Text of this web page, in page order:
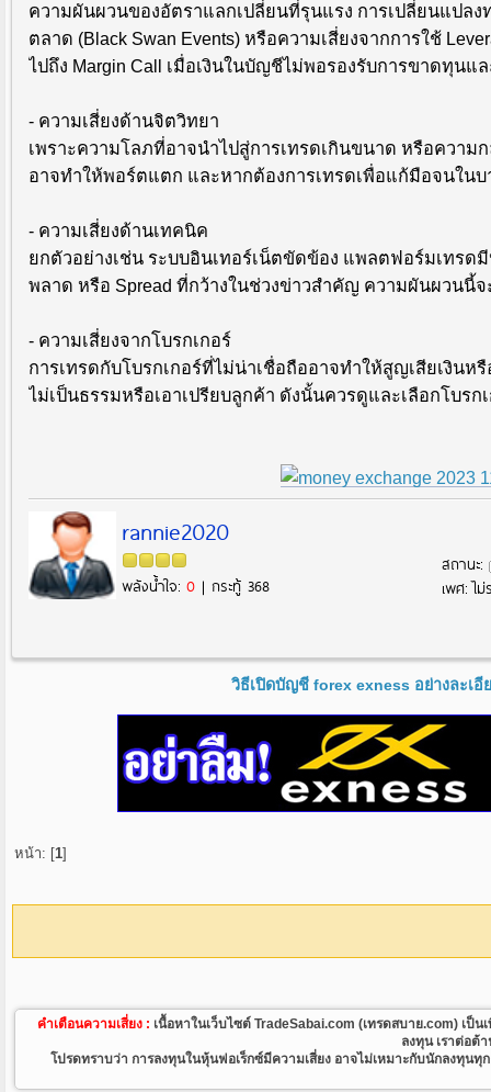
ความผันผวนของอัตราแลกเปลี่ยนที่รุนแรง การเปลี่ยนแปล
ตลาด (Black Swan Events) หรือความเสี่ยงจากการใช้
ไปถึง Margin Call เมื่อเงินในบัญชีไม่พอรองรับการขาดทุนแ
- ความเสี่ยงด้านจิตวิทยา
เพราะความโลภที่อาจนำไปสู่การเทรดเกินขนาด หรือคว
อาจทำให้พอร์ตแตก และหากต้องการเทรดเพื่อแก้มือจนในบ
- ความเสี่ยงด้านเทคนิค
ยกตัวอย่างเช่น ระบบอินเทอร์เน็ตขัดข้อง แพลตฟอร์มเทร
พลาด หรือ Spread ที่กว้างในช่วงข่าวสำคัญ ความผันผวนนี้
- ความเสี่ยงจากโบรกเกอร์
การเทรดกับโบรกเกอร์ที่ไม่น่าเชื่อถืออาจทำให้สูญเสียเงิน
ไม่เป็นธรรมหรือเอาเปรียบลูกค้า ดังนั้นควรดูและเลือกโบรก
rannie2020
สถานะ:
พลังน้ำใจ: 0 | กระทู้ 368 เพศ: ไม่
วิธีเปิดบัญชี forex exness อย่างละเ
หน้า: [1]
คำเตือนความเสี่ยง : เนื้อหาในเว็บไซต์ TradeSabai.com (เทรดสบาย.com) เ
ลงทุน เราต่อต้
โปรดทราบว่า การลงทุนในหุ้นฟอเร็กซ์มีความเสี่ยง อาจไม่เหมาะกับนักลงทุ